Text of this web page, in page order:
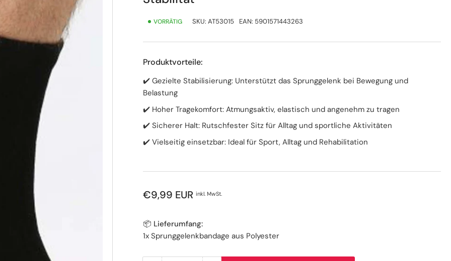
VORRÄTIG SKU: AT53015 EAN: 5901571443263
Produktvorteile:
✔️ Gezielte Stabilisierung: Unterstützt das Sprunggelenk bei Bewegung und
Belastung
✔️ Hoher Tragekomfort: Atmungsaktiv, elastisch und angenehm zu tragen
✔️ Sicherer Halt: Rutschfester Sitz für Alltag und sportliche Aktivitäten
✔️ Vielseitig einsetzbar: Ideal für Sport, Alltag und Rehabilitation
Normaler
€9,99 EUR inkl. MwSt.
📦 Lieferumfang:
1x Sprunggelenkbandage aus Polyester